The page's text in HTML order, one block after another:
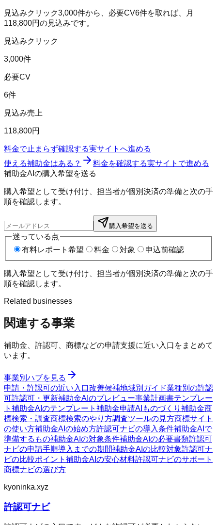
見込みクリック3,000件から、必要CV6件を取れば、月
118,800円の見込みです。
見込みクリック
3,000件
必要CV
6件
見込み売上
118,800円
料金で止まらず確認する実サイトへ進める
使える補助金はある？
料金を確認する実サイトで進める
補助金AIの購入希望を送る
購入希望として受け付け、担当者が個別決済の準備と次の手
順を確認します。
購入希望を送る
迷っている点
有料レポート希望
料金 対象 申込前確認
購入希望として受け付け、担当者が個別決済の準備と次の手
順を確認します。
Related businesses
関連する事業
補助金、許認可、商標などの申請支援に近い入口をまとめて
います。
事業別ハブを見る
申請・許認可の近い入口改善候補地域別ガイド業種別の許認
可許認可・更新補助金AIのプレビュー事業計画書テンプレー
ト 補助金AIのテンプレート 補助金申請AI ものづくり補助金商
標検索・調査商標検索のやり方調査ツールの見方商標サイト
の使い方補助金AIの始め方許認可ナビの導入条件補助金AIで
準備するもの補助金AIの対象条件補助金AIの必要書類許認可
ナビの申請手順導入までの期間補助金AIの比較対象許認可ナ
ビの比較ポイント 補助金AIの安心材料許認可ナビのサポート
商標ナビの選び方
kyoninka.xyz
許認可ナビ